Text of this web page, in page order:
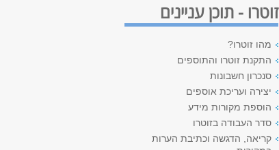
זוטרו - תוכן עניינים
מהו זוטרו?
התקנת זוטרו והתוספים
סנכרון חשבונות
יצירה ועריכת אוספים
הוספת מקורות מידע
סדר העבודה בזוטרו
קריאה, הדגשה וכתיבת הערות